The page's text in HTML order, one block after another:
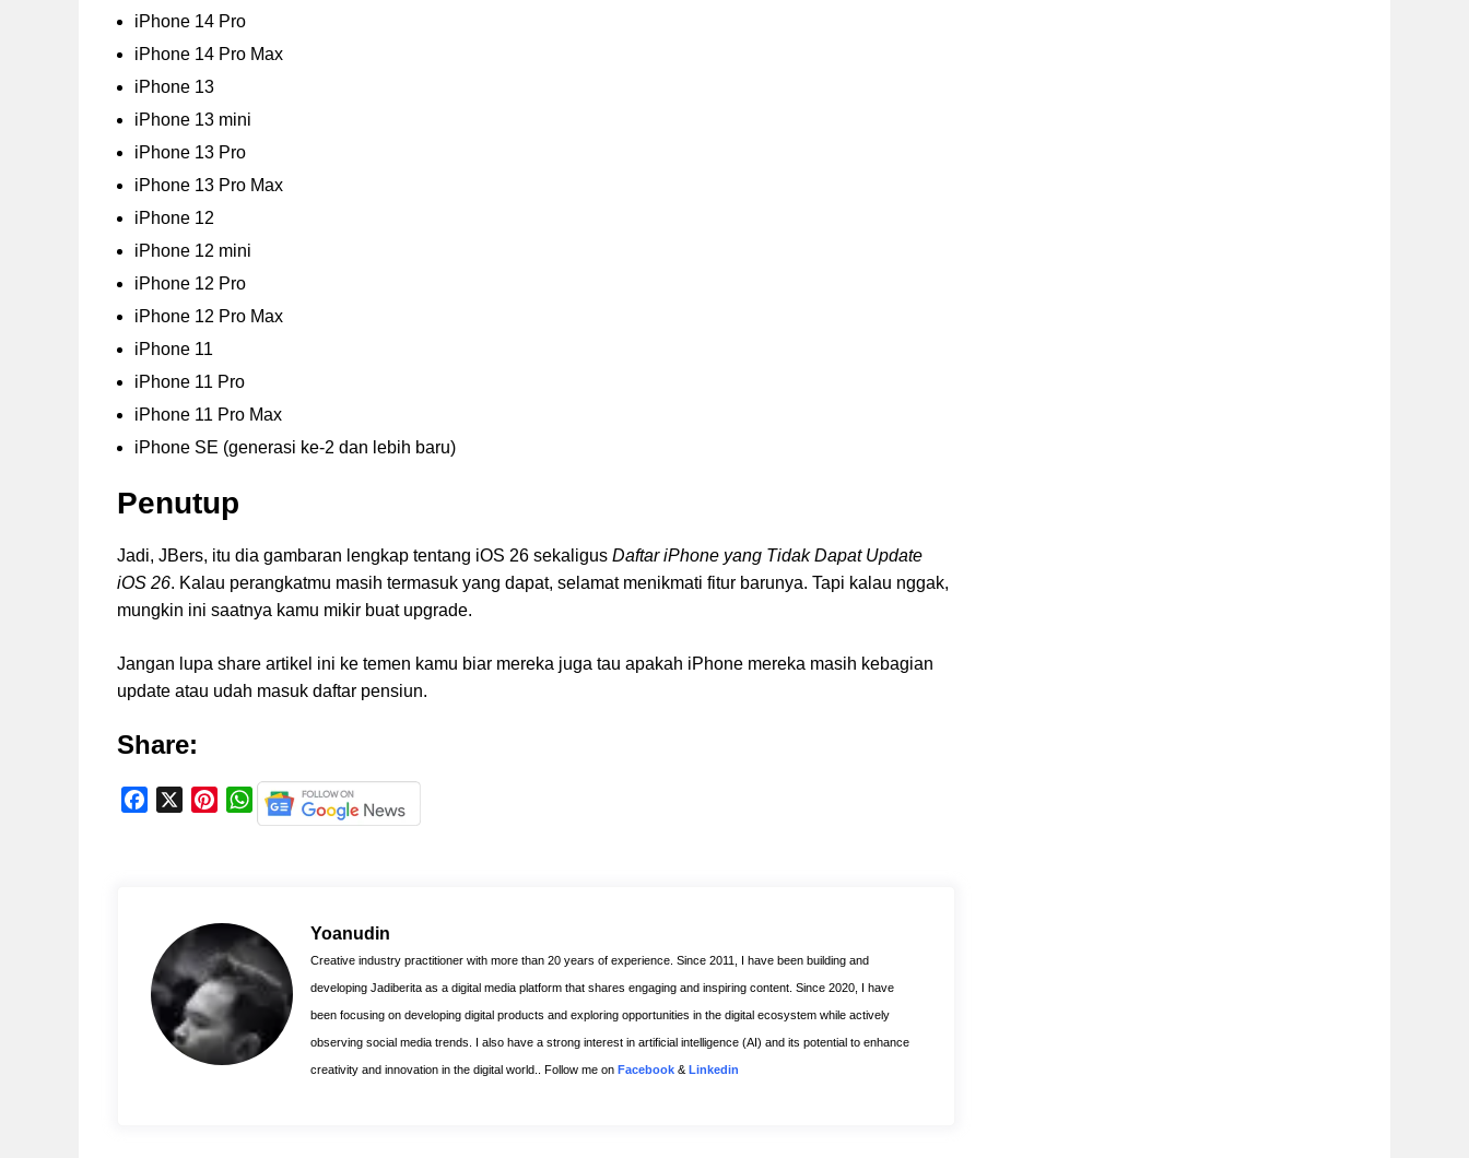
iPhone 14 Pro
iPhone 14 Pro Max
iPhone 13
iPhone 13 mini
iPhone 13 Pro
iPhone 13 Pro Max
iPhone 12
iPhone 12 mini
iPhone 12 Pro
iPhone 12 Pro Max
iPhone 11
iPhone 11 Pro
iPhone 11 Pro Max
iPhone SE (generasi ke-2 dan lebih baru)
Penutup
Jadi, JBers, itu dia gambaran lengkap tentang iOS 26 sekaligus Daftar iPhone yang Tidak Dapat Update
iOS 26. Kalau perangkatmu masih termasuk yang dapat, selamat menikmati fitur barunya. Tapi kalau nggak,
mungkin ini saatnya kamu mikir buat upgrade.
Jangan lupa share artikel ini ke temen kamu biar mereka juga tau apakah iPhone mereka masih kebagian
update atau udah masuk daftar pensiun.
Share:
k
r
e
s
t
W
h
A
p
p
Yoanudin
Creative industry practitioner with more than 20 years of experience. Since 2011, I have been building and
developing Jadiberita as a digital media platform that shares engaging and inspiring content. Since 2020, I have
been focusing on developing digital products and exploring opportunities in the digital ecosystem while actively
observing social media trends. I also have a strong interest in artificial intelligence (AI) and its potential to enhance
creativity and innovation in the digital world.. Follow me on Facebook & Linkedin